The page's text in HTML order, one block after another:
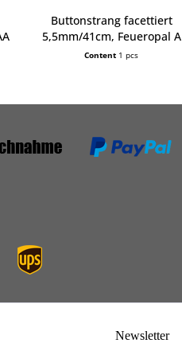
Buttonstrang facettiert
5,5mm/41cm, Feueropal A
Content 1 pcs
Newsletter